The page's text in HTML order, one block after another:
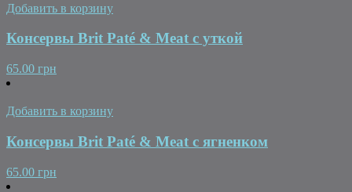
Добавить в корзину
Консервы Brit Paté & Meat с уткой
65.00 грн
Добавить в корзину
Консервы Brit Paté & Meat с ягненком
65.00 грн